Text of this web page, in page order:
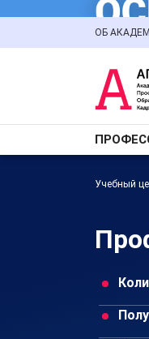
ОБ
Учебный